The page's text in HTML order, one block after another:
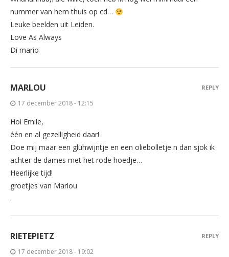
nummer van hem thuis op cd…
Leuke beelden uit Leiden.
Love As Always
Di mario
MARLOU
17 december 2018 - 12:15
Hoi Emile,
één en al gezelligheid daar!
Doe mij maar een glühwijntje en een oliebolletje n dan sjok ik
achter de dames met het rode hoedje…
Heerlijke tijd!
groetjes van Marlou
.
REPLY
RIETEPIETZ
17 december 2018 - 19:02
REPLY